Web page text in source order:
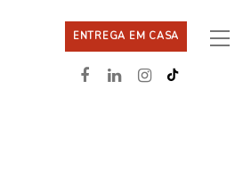
ENTREGA EM CASA